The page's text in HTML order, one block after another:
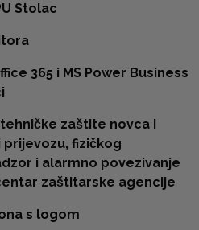
Stolac
365 i MS Power Business
zaštite novca i
fizičkog
i alarmno povezivanje
zaštitarske agencije
s logom